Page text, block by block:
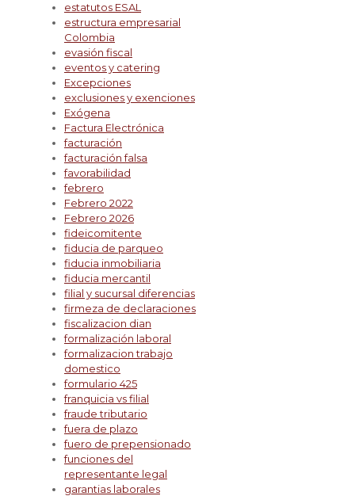
estatutos ESAL
estructura empresarial
Colombia
evasión fiscal
eventos y catering
Excepciones
exclusiones y exenciones
Exógena
Factura Electrónica
facturación
facturación falsa
favorabilidad
febrero
Febrero 2022
Febrero 2026
fideicomitente
fiducia de parqueo
fiducia inmobiliaria
fiducia mercantil
filial y sucursal diferencias
firmeza de declaraciones
fiscalizacion dian
formalización laboral
formalizacion trabajo
domestico
formulario 425
franquicia vs filial
fraude tributario
fuera de plazo
fuero de prepensionado
funciones del
representante legal
garantias laborales